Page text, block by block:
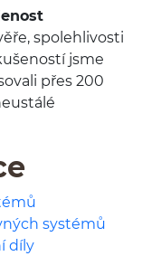
spolehlivosti
jsme
přes 200
systémů
díly